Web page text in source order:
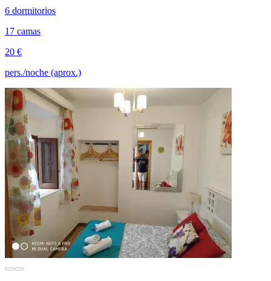
6 dormitorios
17 camas
20 €
pers./noche (aprox.)